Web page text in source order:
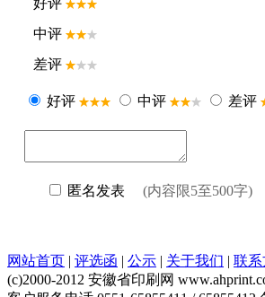
网站首页 | 评选函 | 公示 | 关于我们 | 联
(c)2000-2012 安徽省印刷网